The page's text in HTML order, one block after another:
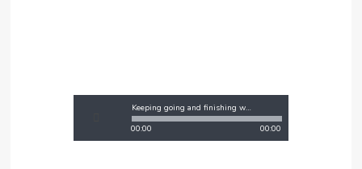
00:00 00:00
Keeping going and finishing well, David Glover